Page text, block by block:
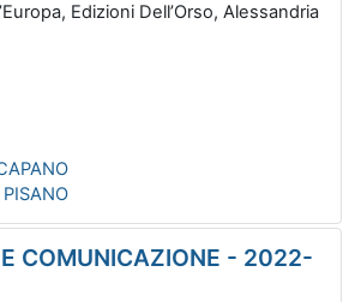
Edizioni Dell’Orso, Alessandria
COMUNICAZIONE - 2022-